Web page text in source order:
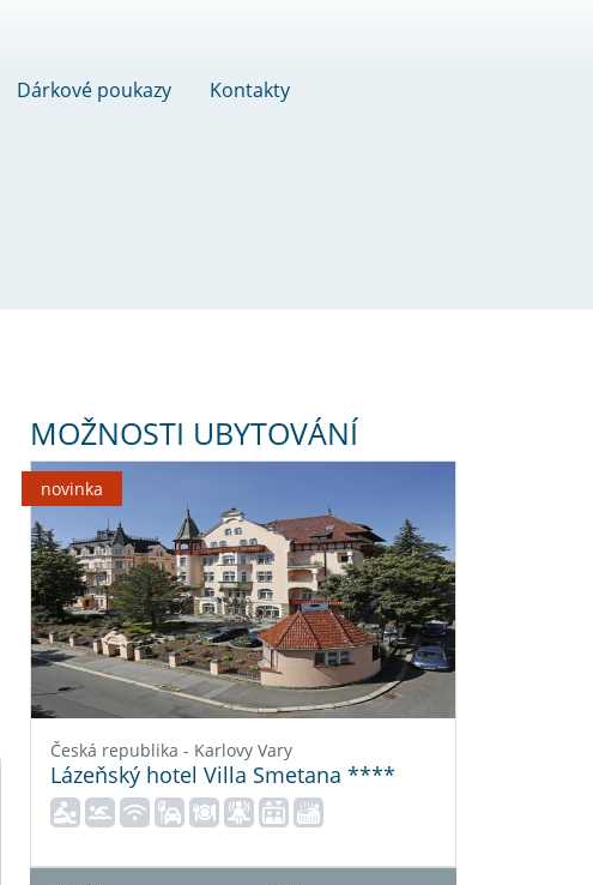
Dárkové poukazy Kontakty
MOŽNOSTI UBYTOVÁNÍ
novinka
Česká republika - Karlovy Vary
Lázeňský hotel Villa Smetana ****